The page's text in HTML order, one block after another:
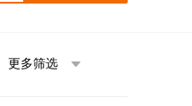
更多筛选